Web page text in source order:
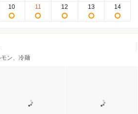
10 11 12 13 14
ン、冷麺